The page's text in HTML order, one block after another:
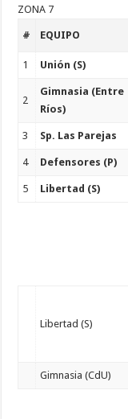
ZONA 7
# EQUIPO
1 Unión (S)
2
Gimnasia (Entre
Ríos)
3 Sp. Las Parejas
4 Defensores (P)
5 Libertad (S)
Libertad (S)
Gimnasia (CdU)